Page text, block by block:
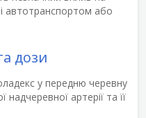
автотранспортом або
дози
у передню черевну
надчеревної артерії та її